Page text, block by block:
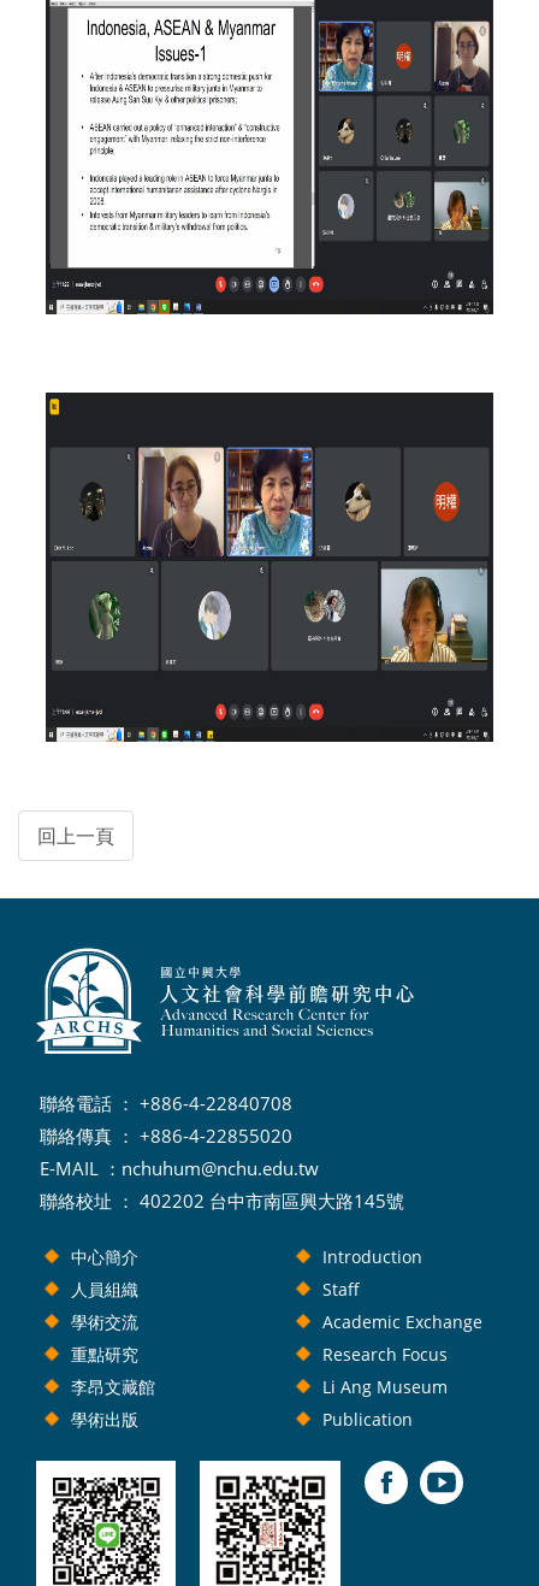
聯絡電話 ： +886-4-22840708
聯絡傳真 ： +886-4-22855020
E-MAIL ： nchuhum@nchu.edu.tw
聯絡校址 ： 402202 台中市南區興大路145號
中心簡介
人員組織
學術交流
重點研究
李昂文藏館
學術出版
Introduction
Staff
Academic Exchange
Research Focus
Li Ang Museum
Publication